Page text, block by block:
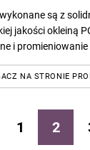
są z
jakości okleiną
i promieniowanie
NA STRONIE
1 2